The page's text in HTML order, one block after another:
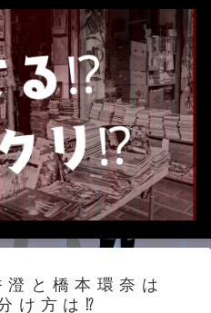
澄と橋本環奈は
け方は⁉